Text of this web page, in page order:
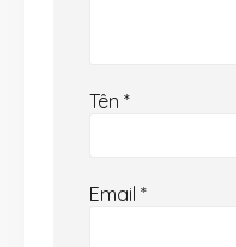
Tên *
Email *